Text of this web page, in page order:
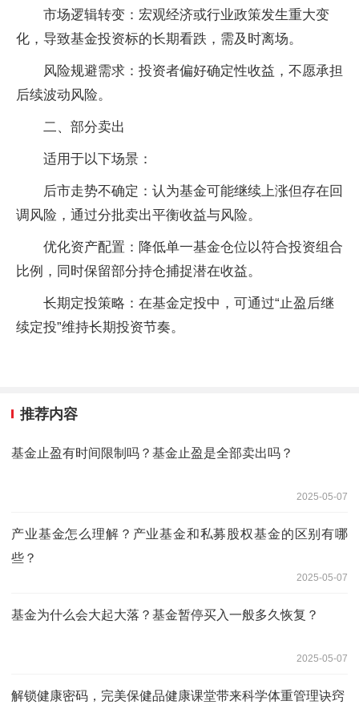
‌市场逻辑转变‌：宏观经济或行业政策发生重大变
化，导致基金投资标的长期看跌，需及时离场。
‌风险规避需求‌：投资者偏好确定性收益，不愿承担
后续波动风险。
‌二、部分卖出‌
适用于以下场景：
‌后市走势不确定‌：认为基金可能继续上涨但存在回
调风险，通过分批卖出平衡收益与风险。
‌优化资产配置‌：降低单一基金仓位以符合投资组合
比例，同时保留部分持仓捕捉潜在收益。
‌长期定投策略‌：在基金定投中，可通过“止盈后继
续定投”维持长期投资节奏。
推荐内容
基金止盈有时间限制吗？基金止盈是全部卖出吗？
2025-05-07
产业基金怎么理解？产业基金和私募股权基金的区别有哪
些？
2025-05-07
基金为什么会大起大落？基金暂停买入一般多久恢复？
2025-05-07
解锁健康密码，完美保健品健康课堂带来科学体重管理诀窍